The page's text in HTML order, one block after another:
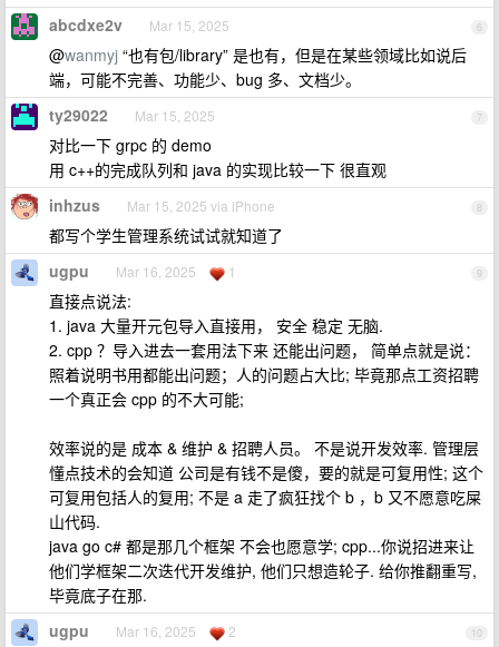
6
abcdxe2v Mar 15, 2025
@wanmyj “也有包/library” 是也有，但是在某些领域比如说后
端，可能不完善、功能少、bug 多、文档少。
7
ty29022 Mar 15, 2025
对比一下 grpc 的 demo
用 c++的完成队列和 java 的实现比较一下 很直观
8
inhzus Mar 15, 2025 via iPhone
都写个学生管理系统试试就知道了
9
ugpu Mar 16, 2025 1
直接点说法:
1. java 大量开元包导入直接用， 安全 稳定 无脑.
2. cpp ？导入进去一套用法下来 还能出问题， 简单点就是说：
照着说明书用都能出问题；人的问题占大比; 毕竟那点工资招聘
一个真正会 cpp 的不大可能;
效率说的是 成本 & 维护 & 招聘人员。 不是说开发效率. 管理层
懂点技术的会知道 公司是有钱不是傻，要的就是可复用性; 这个
可复用包括人的复用; 不是 a 走了疯狂找个 b ，b 又不愿意吃屎
山代码.
java go c# 都是那几个框架 不会也愿意学; cpp...你说招进来让
他们学框架二次迭代开发维护, 他们只想造轮子. 给你推翻重写,
毕竟底子在那.
10
ugpu Mar 16, 2025 2